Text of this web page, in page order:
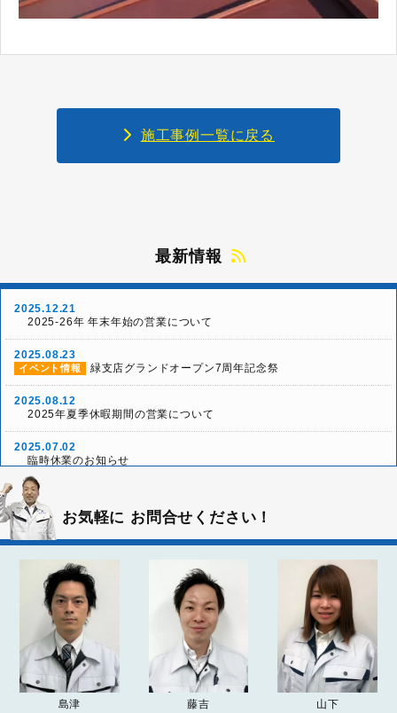
施工事例一覧に戻る
最新情報
2025.12.21
2025-26年 年末年始の営業について
2025.08.23
イベント情報 緑支店グランドオープン7周年記念祭
2025.08.12
2025年夏季休暇期間の営業について
2025.07.02
臨時休業のお知らせ
2025.05.24
イベント情報
「本社グランドオープン10周年リニューアル祭」ご来場
ありがとうございました！
イベント情報 雨天決行！本社グランドオープン10周年リニューアル祭
2025.04.26
お知らせ 2025年ゴールデンウィーク休業について
2024.12.26
お知らせ 2024-25年 年末年始の営業について
2024.04.20
お知らせ 2024年ゴールデンウィーク期間の営業について
お気軽に お問合せください！
島津 藤吉 山下